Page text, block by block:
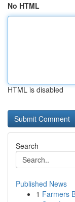
No HTML
HTML is disabled
Search
Published News
1 Farmers